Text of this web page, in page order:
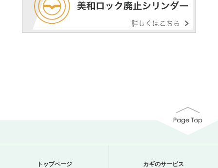
トップページ カギのサービス